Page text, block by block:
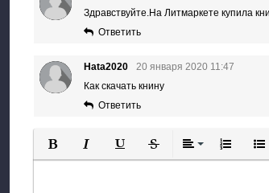
Здравствуйте.На Литмаркете купила
Ответить
Hata2020
20 января 2020 11:47
Как скачать книну
Ответить
Полужирный
КурсивПодчеркнутый
Зачеркнутый